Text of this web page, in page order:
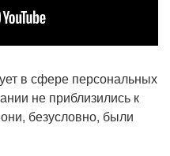
в сфере персональных
не приблизились к
безусловно, были